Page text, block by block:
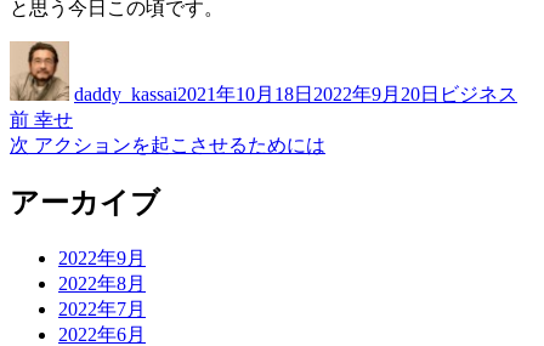
と思う今日この頃です。
者
daddy_kassai日:
2021年10月18日 2022年9月20日ゴ
ビジネス
投
稿
ナ
前 前
の
稿:
幸せ
次 次
投
アクションを起こさせるためには
アーカイブ
2022年9月
2022年8月
2022年7月
2022年6月